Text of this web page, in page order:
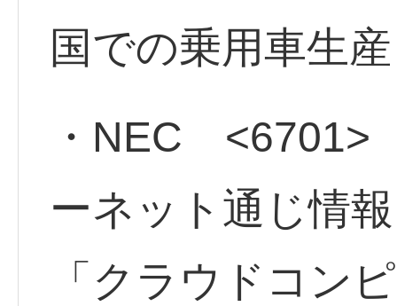
国での乗用車生
・NEC <6701>
ーネット通じ情
「クラウドコン